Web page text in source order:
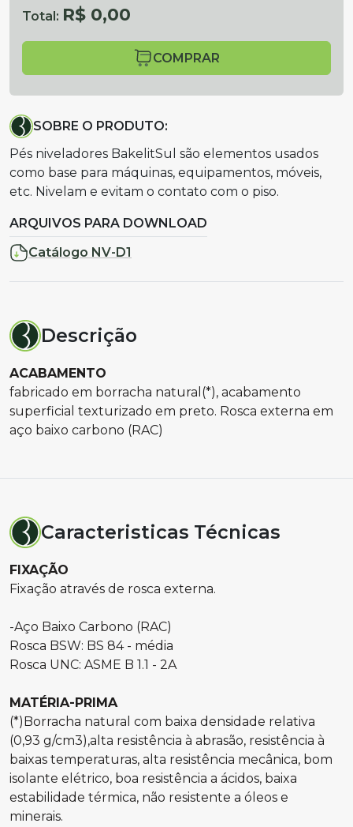
Total: R$ 0,00
COMPRAR
SOBRE O PRODUTO:
Pés niveladores BakelitSul são elementos usados
como base para máquinas, equipamentos, móveis,
etc. Nivelam e evitam o contato com o piso.
ARQUIVOS PARA DOWNLOAD
Catálogo NV-D1
Descrição
ACABAMENTO
fabricado em borracha natural(*), acabamento
superficial texturizado em preto. Rosca externa em
aço baixo carbono (RAC)
Caracteristicas Técnicas
FIXAÇÃO
Fixação através de rosca externa.
-Aço Baixo Carbono (RAC)
Rosca BSW: BS 84 - média
Rosca UNC: ASME B 1.1 - 2A
MATÉRIA-PRIMA
(*)Borracha natural com baixa densidade relativa
(0,93 g/cm3),alta resistência à abrasão, resistência à
baixas temperaturas, alta resistência mecânica, bom
isolante elétrico, boa resistência a ácidos, baixa
estabilidade térmica, não resistente a óleos e
minerais.